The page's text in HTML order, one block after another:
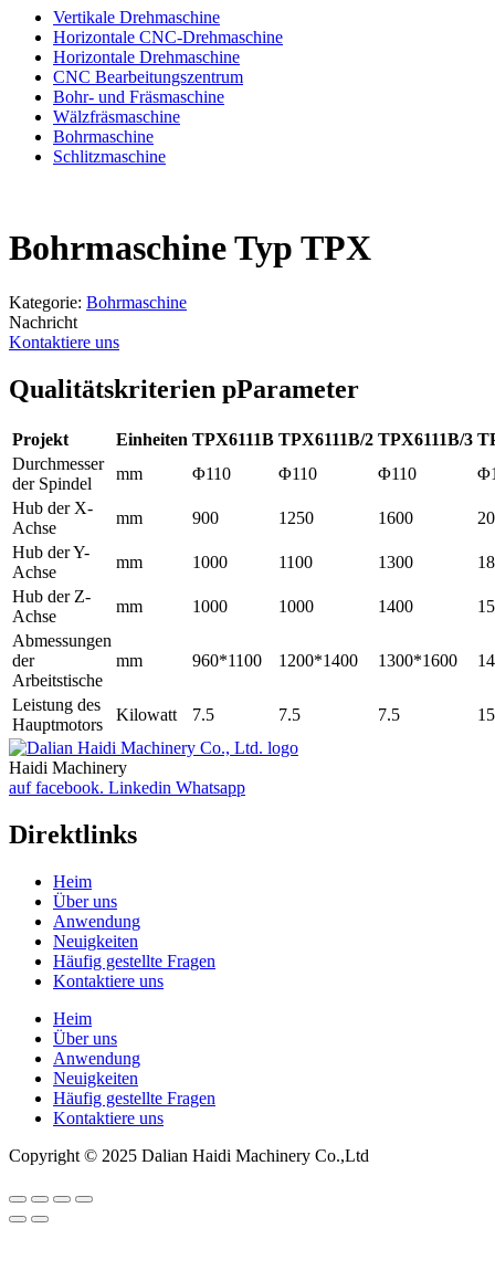
Vertikale Drehmaschine
Horizontale CNC-Drehmaschine
Horizontale Drehmaschine
CNC Bearbeitungszentrum
Bohr- und Fräsmaschine
Wälzfräsmaschine
Bohrmaschine
Schlitzmaschine
Bohrmaschine Typ TPX
Kategorie: Bohrmaschine
Nachricht
Kontaktiere uns
Qualitätskriterien pParameter
Projekt Einheiten TPX6111B TPX6111B/2 TPX6111B/3
Durchmesser
der Spindel
mm Φ110 Φ110 Φ110
Hub der X-
Achse
mm 900 1250 1600
Hub der Y-
Achse
mm 1000 1100 1300
Hub der Z-
Achse
mm 1000 1000 1400
Abmessungen
der
Arbeitstische
mm 960*1100 1200*1400 1300*1600
Leistung des
Hauptmotors
Kilowatt 7.5 7.5 7.5 15
Haidi Machinery
auf facebook. Linkedin Whatsapp
Direktlinks
Heim
Über uns
Anwendung
Neuigkeiten
Häufig gestellte Fragen
Kontaktiere uns
Heim
Über uns
Anwendung
Neuigkeiten
Häufig gestellte Fragen
Kontaktiere uns
Copyright © 2025 Dalian Haidi Machinery Co.,Ltd